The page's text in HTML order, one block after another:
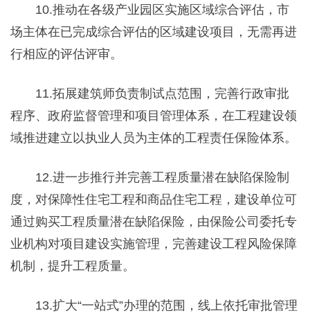
10.推动在各级产业园区实施区域综合评估，市
场主体在已完成综合评估的区域建设项目，无需再进
行相应的评估评审。
11.拓展建筑师负责制试点范围，完善行政审批
程序、政府监督管理和项目管理体系，在工程建设领
域推进建立以执业人员为主体的工程责任保险体系。
12.进一步推行并完善工程质量潜在缺陷保险制
度，对保障性住宅工程和商品住宅工程，建设单位可
通过购买工程质量潜在缺陷保险，由保险公司委托专
业机构对项目建设实施管理，完善建设工程风险保障
机制，提升工程质量。
13.扩大“一站式”办理的范围，线上依托审批管理